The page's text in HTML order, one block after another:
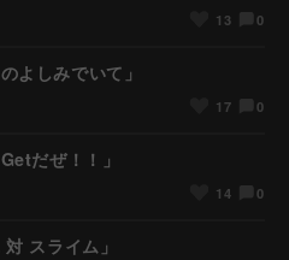
13 0
よしみでいて」
17 0
だぜ！！」
14 0
スライム」